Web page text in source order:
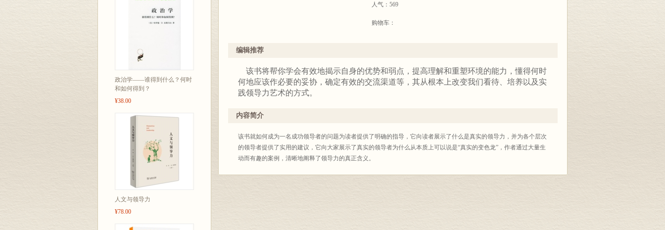
政治学——谁得到什么？何时
和如何得到？
¥38.00
人文与领导力
¥78.00
人气：569
购物车：
编辑推荐
该书将帮你学会有效地揭示自身的优势和弱点，提高理解和重塑环境的能力，懂得何时
何地应该作必要的妥协，确定有效的交流渠道等，其从根本上改变我们看待、培养以及实
践领导力艺术的方式。
内容简介
该书就如何成为一名成功领导者的问题为读者提供了明确的指导，它向读者展示了什么是真实的领导力，并为各个层次
的领导者提供了实用的建议，它向大家展示了真实的领导者为什么从本质上可以说是“真实的变色龙”，作者通过大量生
动而有趣的案例，清晰地阐释了领导力的真正含义。